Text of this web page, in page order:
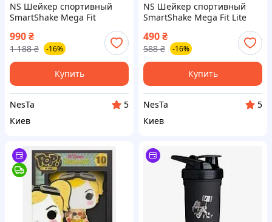
NS Шейкер спортивный
SmartShake Mega Fit
Quinn Nes22/Q
990₴
1 188 ₴ -16%
Купить
NesTa
5
Киев
NS Шейкер спортивный
SmartShake Mega Fit Lite
Nes22/Q
490₴
588 ₴ -16%
Купить
NesTa
5
Киев